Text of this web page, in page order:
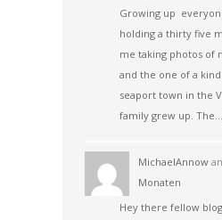
Growing up
holding a thirty five
me taking photos of
and the one of a
seaport town in the
family grew up. The…
MichaelAnnow
Monaten
Hey there fellow